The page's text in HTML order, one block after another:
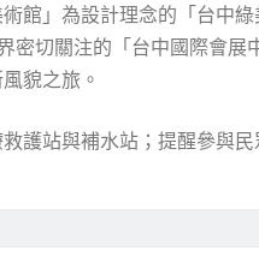
館」為設計理念的「台中
切關注的「台中國際會展
貌之旅。
護站與補水站；提醒參與